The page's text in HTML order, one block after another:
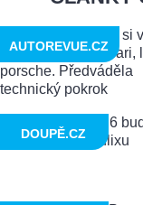
AUTOREVUE.CZ
DOUPĚ.CZ